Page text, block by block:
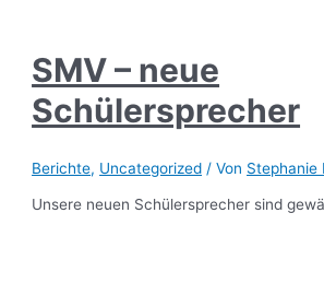
SMV – neue
Schülersprecher
Berichte, Uncategorized / Von Stephanie
Unsere neuen Schülersprecher sind